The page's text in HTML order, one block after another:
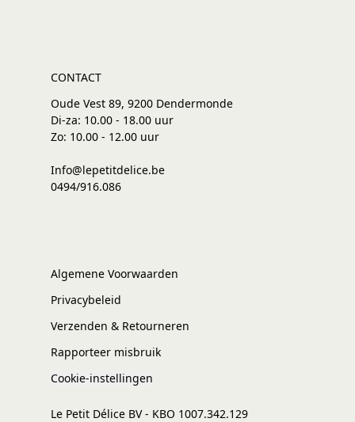
CONTACT
Oude Vest 89, 9200 Dendermonde
Di-za: 10.00 - 18.00 uur
Zo: 10.00 - 12.00 uur
Info@lepetitdelice.be
0494/916.086
Algemene Voorwaarden
Privacybeleid
Verzenden & Retourneren
Rapporteer misbruik
Cookie-instellingen
Le Petit Délice BV - KBO 1007.342.129